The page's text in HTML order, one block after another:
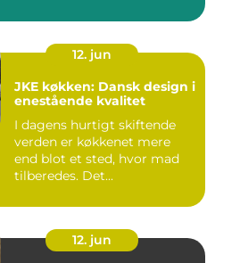
12. jun
JKE køkken: Dansk design i
enestående kvalitet
I dagens hurtigt skiftende
verden er køkkenet mere
end blot et sted, hvor mad
tilberedes. Det...
12. jun